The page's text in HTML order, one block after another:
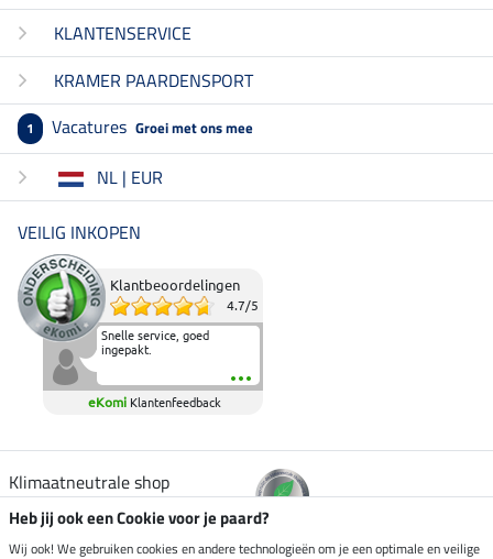
KLANTENSERVICE
KRAMER PAARDENSPORT
1 Vacatures Groei met ons mee
NL | EUR
VEILIG INKOPEN
Klantbeoordelingen
4.7/5
Snelle service, goed
ingepakt.
eKomi Klantenfeedback
Klimaatneutrale shop
Verzending per
Heb jij ook een Cookie voor je paard?
Wij ook! We gebruiken cookies en andere technologieën om je een optimale en veilige